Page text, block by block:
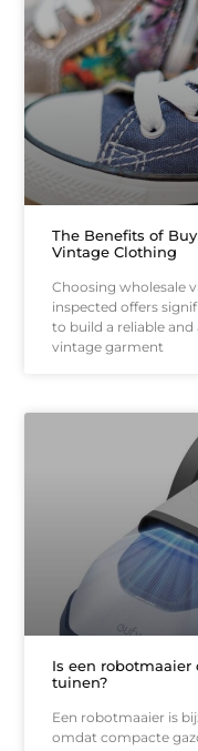
The Benefits of
Vintage Clothing
Choosing wholesale
inspected offers
to build a reliable
vintage garment
Is een
tuinen?
Een robotmaaier is
omdat compacte